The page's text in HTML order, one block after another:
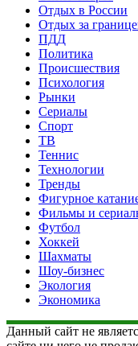
Отдых в России
Отдых за
ПДД
Политика
Происшествия
Психология
Рынки
Сериалы
Спорт
ТВ
Теннис
Технологии
Тренды
Фигурное
Фильмы и
Футбол
Хоккей
Шахматы
Шоу-бизнес
Экология
Экономика
Данный сайт не